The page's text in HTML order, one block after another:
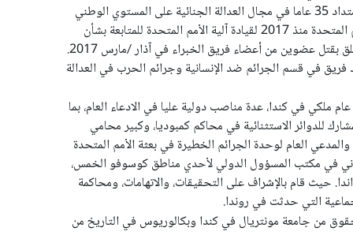
يتمتع السيد بيتي بخبرة اكتسبها على امتداد 35 عاما في مجال العدالة الجنائية على المستوي الوطني
والدولي. وعمل كموظف سامي في الأمم المتحدة منذ 2017 لقيادة آلية الأمم المتحدة للمتابعة بشأن
جمهورية الكونغو الديمقراطية فيما يتعلق بقتل عضوين من أعضاء فريق الخبراء في آذار /مارس 2017.
في قسم الجرائم ضد الإنسانية وجرائم الحرب في العدالة
ملكي في كندا، عدة مناصب دولية عليا في الادعاء العام، بما
للدوائر الاستثنائية في محاكم كمبوديا، وكبير محامي
العام لوحدة الجرائم الخطيرة في بعثة الأمم المتحدة
في مكتب المسؤول الدولي لأحدي مناطق كوسوفو الخمس،
حيث قام بالإشراف على التحقيقات، والاتهامات، ومحاكمة
التي حدثت في روندا.
من جامعة مونتريال في كندا وبكالوريوس في التاريخ من